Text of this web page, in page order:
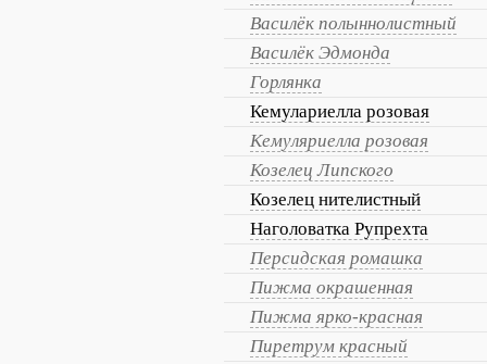
Василёк полыннолистный
Василёк Эдмонда
Горлянка
Кемулариелла розовая
Кемуляриелла розовая
Козелец Липского
Козелец нителистный
Наголоватка Рупрехта
Персидская ромашка
Пижма окрашенная
Пижма ярко-красная
Пиретрум красный